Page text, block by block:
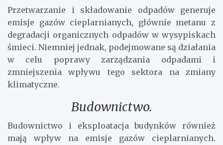
Przetwarzanie i składowanie odpadów generuje
emisje gazów cieplarnianych, głównie metanu z
degradacji organicznych odpadów w wysypiskach
śmieci. Niemniej jednak, podejmowane są działania
w celu poprawy zarządzania odpadami i
zmniejszenia wpływu tego sektora na zmiany
klimatyczne.
Budownictwo.
Budownictwo i eksploatacja budynków również
mają wpływ na emisje gazów cieplarnianych.